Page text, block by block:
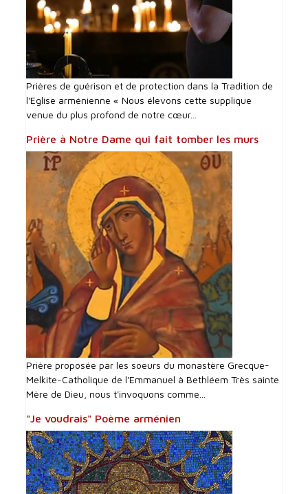
Prières de guérison et de protection dans la Tradition de
l'Eglise arménienne « Nous élevons cette supplique
venue du plus profond de notre cœur...
Prière à Notre Dame qui fait tomber les murs
Prière proposée par les soeurs du monastère Grecque-
Melkite-Catholique de l'Emmanuel à Bethléem Très sainte
Mère de Dieu, nous t'invoquons comme...
"Je voudrais" Poème arménien